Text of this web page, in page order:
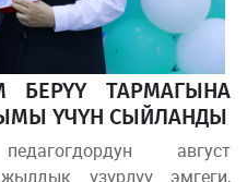
ТАРМАГЫНА
ҮЧҮН СЫЙЛАНДЫ
август
үзүрлүү эмгеги,